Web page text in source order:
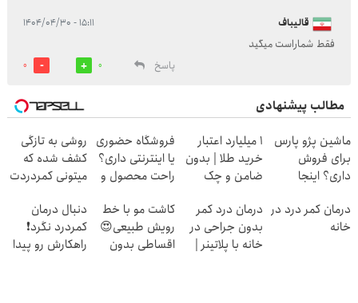
قالیباف ۱۵:۱۱ - ۱۴۰۴/۰۴/۳۰
فقط شماراست میگید
پاسخ
0
0
مطالب پیشنهادی
ماشین پژو پارس
برای فروش
داری؟ اینجا
۱ میلیارد اعتبار
خرید طلا | بدون
ضامن و چک
فروشگاه حضوری
یا اینترنتی داری؟
راحت محصول و
بفروش
روشی به تازگی
کشف شده که
میتونی کمردردت
درمان کنی!
درمان کمر درد در
خانه
درمان درد کمر
بدون جراحی در
خانه با پلاتینر |
کاشت مو با خط
رویش طبیعی😍
اقساطی بدون
دنبال درمان
کمردرد نگرد❗
راهکارش رو پیدا